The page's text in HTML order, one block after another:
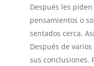
Después les
pensamientos o
sentados cerca.
Después de
sus conclusiones.